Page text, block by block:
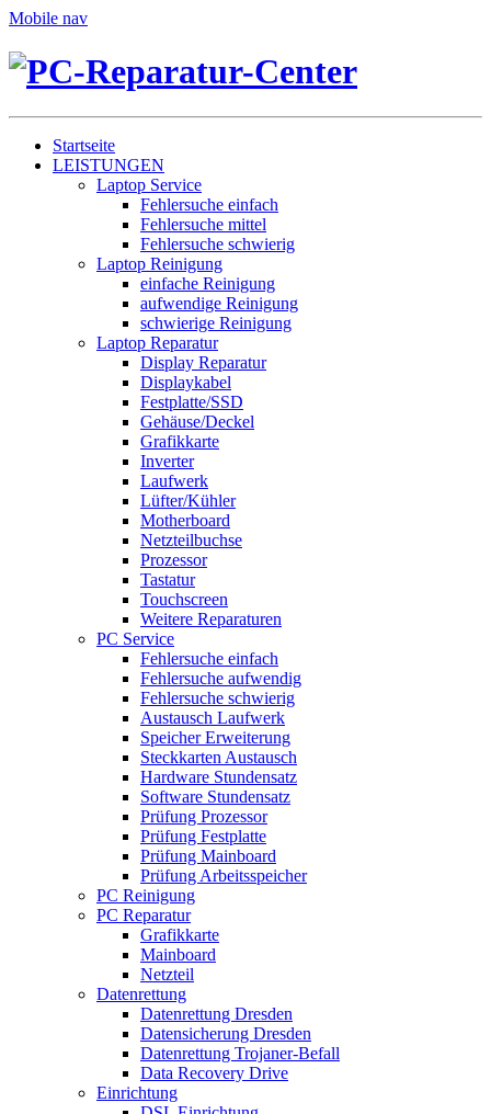
Mobile nav
Startseite
LEISTUNGEN
Laptop Service
Fehlersuche einfach
Fehlersuche mittel
Fehlersuche schwierig
Laptop Reinigung
einfache Reinigung
aufwendige Reinigung
schwierige Reinigung
Laptop Reparatur
Display Reparatur
Displaykabel
Festplatte/SSD
Gehäuse/Deckel
Grafikkarte
Inverter
Laufwerk
Lüfter/Kühler
Motherboard
Netzteilbuchse
Prozessor
Tastatur
Touchscreen
Weitere Reparaturen
PC Service
Fehlersuche einfach
Fehlersuche aufwendig
Fehlersuche schwierig
Austausch Laufwerk
Speicher Erweiterung
Steckkarten Austausch
Hardware Stundensatz
Software Stundensatz
Prüfung Prozessor
Prüfung Festplatte
Prüfung Mainboard
Prüfung Arbeitsspeicher
PC Reinigung
PC Reparatur
Grafikkarte
Mainboard
Netzteil
Datenrettung
Datenrettung Dresden
Datensicherung Dresden
Datenrettung Trojaner-Befall
Data Recovery Drive
Einrichtung